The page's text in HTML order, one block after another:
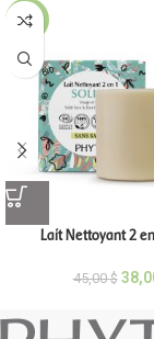
-16%
Lait Nettoyant 2
45,00$